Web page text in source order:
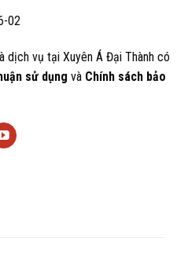
02
dịch vụ tại Xuyên Á Đại Thành có
sử dụng và Chính sách bảo